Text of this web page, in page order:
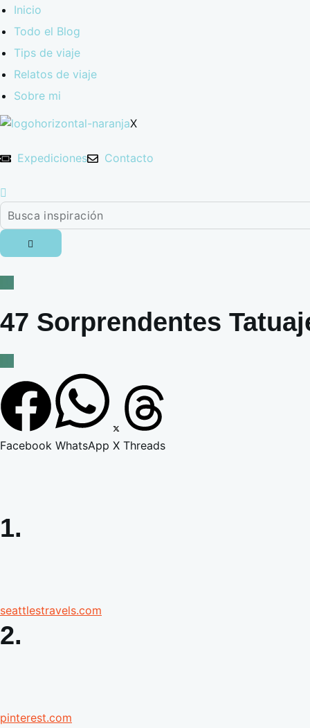
Inicio
Todo el Blog
Tips de viaje
Relatos de viaje
Sobre mi
X
Expediciones Contacto
47 Sorprendentes
Facebook WhatsApp X Threads
1.
seattlestravels.com
2.
pinterest.com